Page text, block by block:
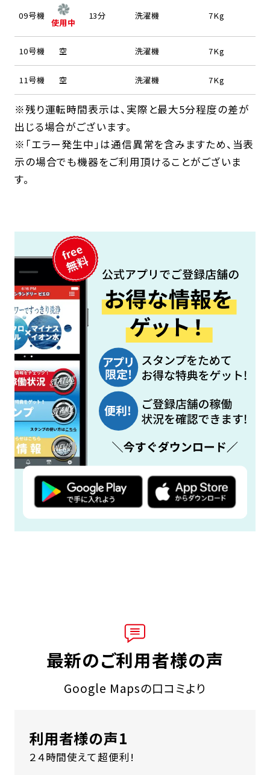
09号機
使用中
13分 洗濯機 7Kg
10号機 空 洗濯機 7Kg
11号機 空 洗濯機 7Kg
※残り運転時間表示は、実際と最大5分程度の差が
出じる場合がございます。
※「エラー発生中」は通信異常を含みますため、当表
示の場合でも機器をご利用頂けることがございま
す。
最新のご利用者様の声
Google Mapsの口コミより
利用者様の声1
２４時間使えて超便利!